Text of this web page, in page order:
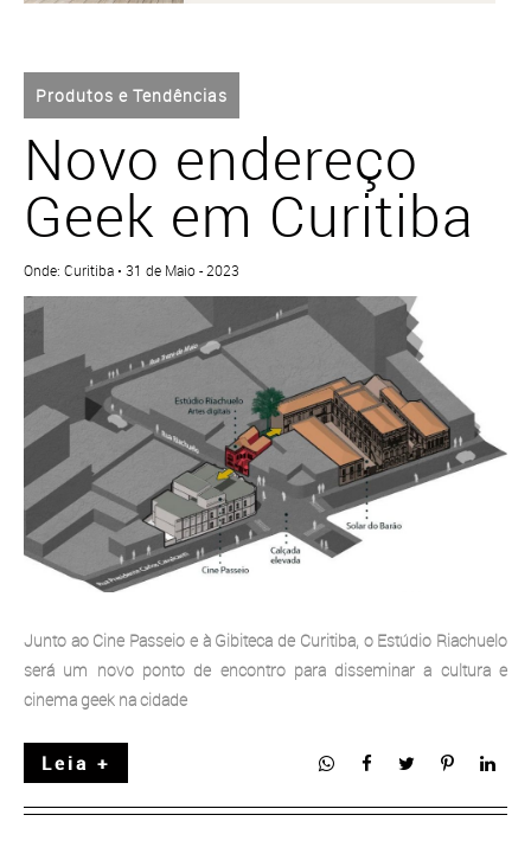
Produtos e Tendências
Novo endereço
Geek em Curitiba
Onde: Curitiba • 31 de Maio - 2023
Junto ao Cine Passeio e à Gibiteca de Curitiba, o Estúdio Riachuelo
será um novo ponto de encontro para disseminar a cultura e
cinema geek na cidade
Leia +